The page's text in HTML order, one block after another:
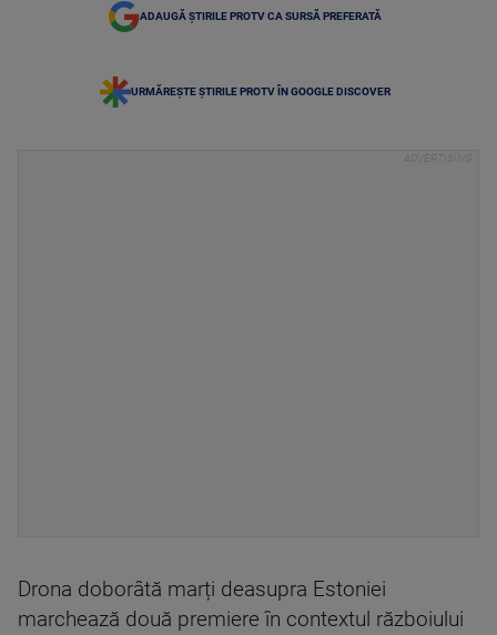
ADAUGĂ ȘTIRILE PROTV CA SURSĂ PREFERATĂ
URMĂREȘTE ȘTIRILE PROTV ÎN GOOGLE DISCOVER
Drona doborâtă marți deasupra Estoniei
marchează două premiere în contextul războiului